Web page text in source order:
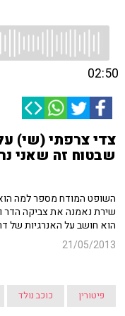
02:50
צדי צרפתי (שי)
שבטוח זה שאני
שירת נאמנה את צביקה הדר
הוא חושב על האנרגיות של
21/05/2013
פיטורין כוכב נולד